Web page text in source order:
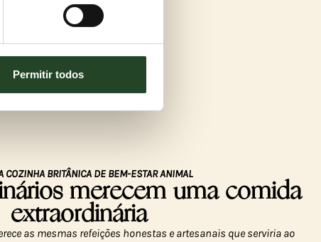
Permitir todos
COZINHA BRITÂNICA DE BEM-ESTAR ANIMAL
merecem uma comida
extraordinária
as mesmas refeições honestas e artesanais que serviria ao